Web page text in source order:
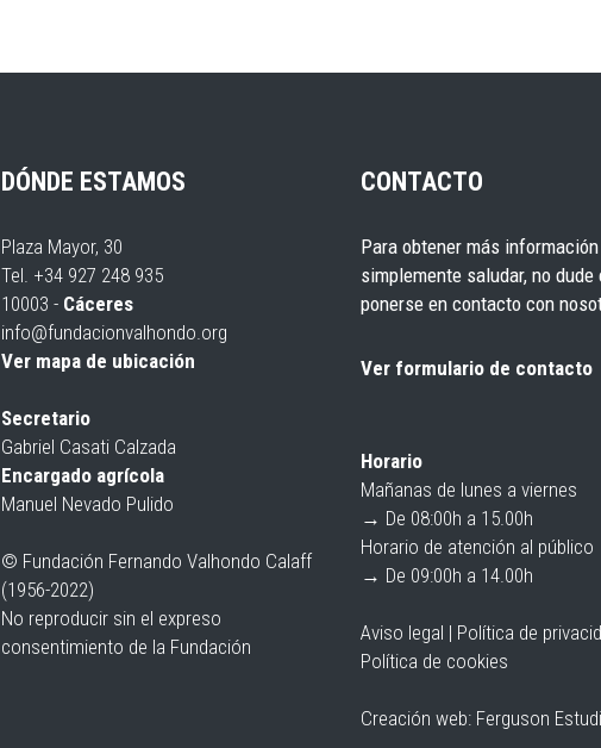
DÓNDE ESTAMOS
Plaza Mayor, 30
Tel. +34 927 248 935
10003 - Cáceres
info@fundacionvalhondo.org
Ver mapa de ubicación
Secretario
Gabriel Casati Calzada
Encargado agrícola
Manuel Nevado Pulido
© Fundación Fernando Valhondo Calaff
(1956-2022)
No reproducir sin el expreso
consentimiento de la Fundación
CONTACTO
Para obtener más
simplemente saludar, no dude
ponerse en contacto con
Ver formulario de contacto
Horario
Mañanas de lunes a viernes
→ De 08:00h a 15.00h
Horario de atención al público
→ De 09:00h a 14.00h
Aviso legal | Política de
Política de cookies
Creación web: Ferguson